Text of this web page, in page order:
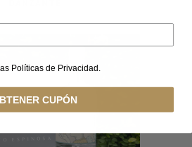
Políticas de Privacidad.
CUPÓN